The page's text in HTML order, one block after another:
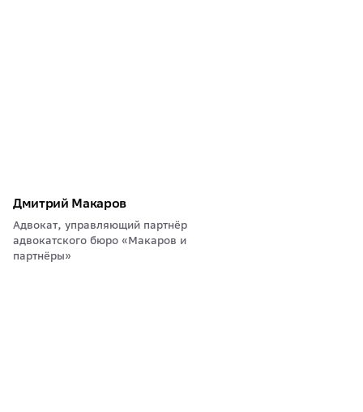
Дмитрий Макаров
Адвокат, управляющий партнёр
адвокатского бюро «Макаров и
партнёры»